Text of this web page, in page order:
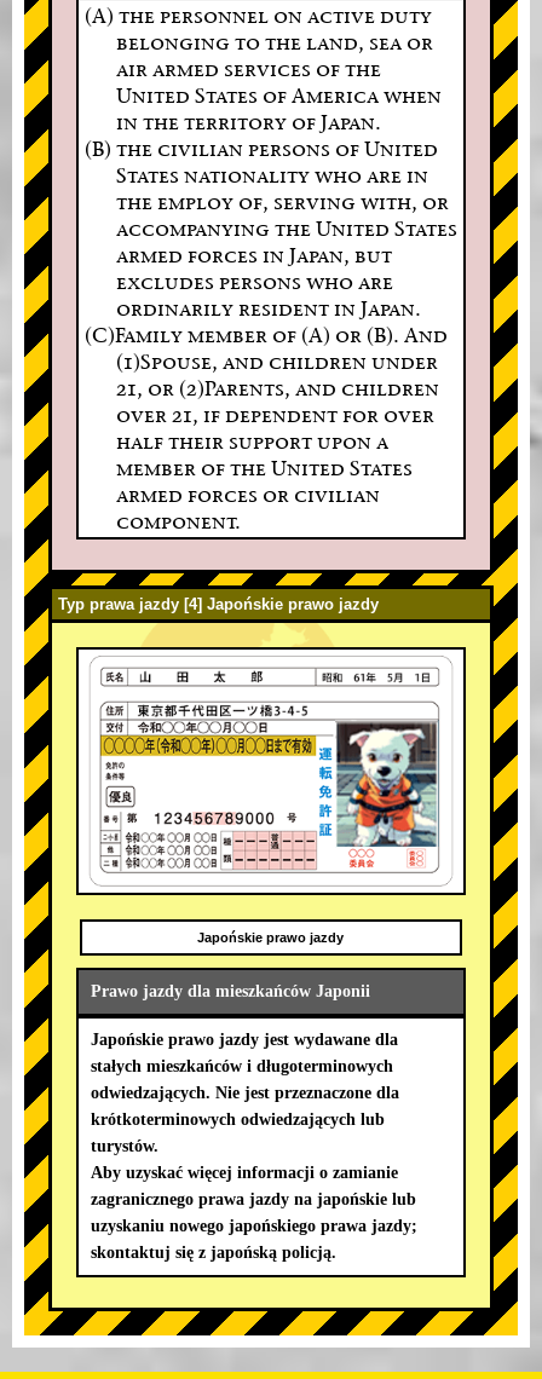
(A) the personnel on active duty
belonging to the land, sea or
air armed services of the
United States of America when
in the territory of Japan.
(B) the civilian persons of United
States nationality who are in
the employ of, serving with, or
accompanying the United States
armed forces in Japan, but
excludes persons who are
ordinarily resident in Japan.
(C)Family member of (A) or (B). And
(1)Spouse, and children under
21, or (2)Parents, and children
over 21, if dependent for over
half their support upon a
member of the United States
armed forces or civilian
component.
Typ prawa jazdy [4] Japońskie prawo jazdy
Japońskie prawo jazdy
Prawo jazdy dla mieszkańców Japonii
Japońskie prawo jazdy jest wydawane dla
stałych mieszkańców i długoterminowych
odwiedzających. Nie jest przeznaczone dla
krótkoterminowych odwiedzających lub
turystów.
Aby uzyskać więcej informacji o zamianie
zagranicznego prawa jazdy na japońskie lub
uzyskaniu nowego japońskiego prawa jazdy;
skontaktuj się z japońską policją.